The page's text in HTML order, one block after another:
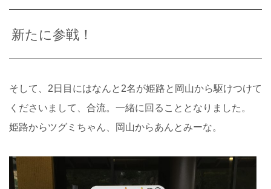
新たに参戦！
そして、2日目にはなんと2名が姫路と岡山から駆けつけて
くださいまして、合流。一緒に回ることとなりました。
姫路からツグミちゃん、岡山からあんとみーな。